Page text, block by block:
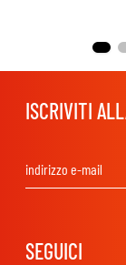
ISCRIVITI
SEGUICI